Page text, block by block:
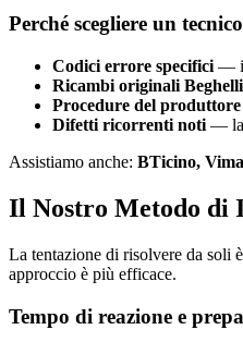
Perché scegliere un
Codici errore specifici — i
Ricambi originali Beghelli
Procedure del produttore
Difetti ricorrenti noti — la
Assistiamo anche: BTicino,
Il Nostro Metodo di
La tentazione di risolvere da soli
approccio è più efficace.
Tempo di reazione e